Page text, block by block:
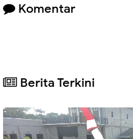
Komentar
Berita Terkini